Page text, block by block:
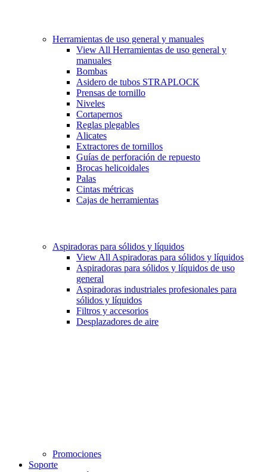
Herramientas de uso general y manuales
View All Herramientas de uso general y
manuales
Bombas
Asidero de tubos STRAPLOCK
Prensas de tornillo
Niveles
Cortapernos
Reglas plegables
Alicates
Extractores de tornillos
Guías de perforación de repuesto
Brocas helicoidales
Palas
Cintas métricas
Cajas de herramientas
Aspiradoras para sólidos y líquidos
View All Aspiradoras para sólidos y líquidos
Aspiradoras para sólidos y líquidos de uso
general
Aspiradoras industriales profesionales para
sólidos y líquidos
Filtros y accesorios
Desplazadores de aire
Promociones
Soporte